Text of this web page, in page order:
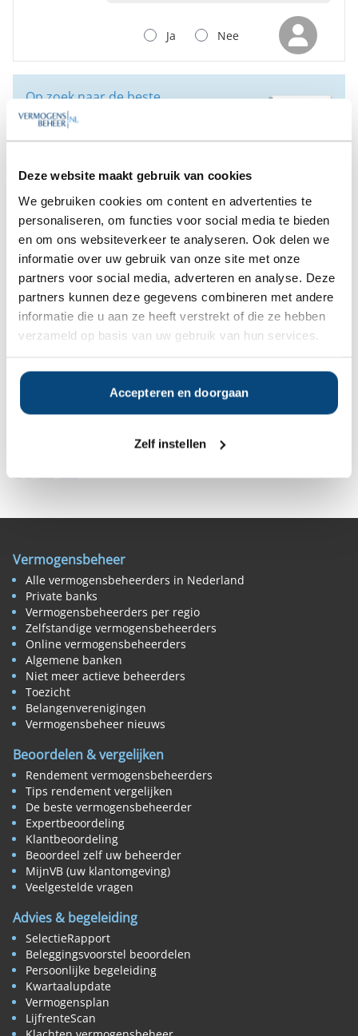
Deze website maakt gebruik van cookies
We gebruiken cookies om content en advertenties te
personaliseren, om functies voor social media te bieden
en om ons websiteverkeer te analyseren. Ook delen we
informatie over uw gebruik van onze site met onze
partners voor social media, adverteren en analyse. Deze
partners kunnen deze gegevens combineren met andere
informatie die u aan ze heeft verstrekt of die ze hebben
verzameld op basis van uw gebruik van hun services.
Accepteren en doorgaan
Zelf instellen
Nee
Ja
Op zoek naar de beste
vermogensbeheerder?
Bent u op zoek naar de voor u beste
Vraag dan gratis en geheel vrijblijvend een
SelectieRapport aan. Per e-mail ontvangt u
een selectie van goede vermogensbeheerders die het
beste passen bij uw persoonlijke situatie, wensen en
voorkeuren.
Gratis Selectierapport
Anderen bekeken ook:
€50.000
€50.000
Vermogensbeheer
Alle vermogensbeheerders in Nederland
Private banks
Vermogensbeheerders per regio
Zelfstandige vermogensbeheerders
Online vermogensbeheerders
Algemene banken
Niet meer actieve beheerders
Toezicht
Belangenverenigingen
Vermogensbeheer nieuws
Beoordelen & vergelijken
Rendement vermogensbeheerders
Tips rendement vergelijken
De beste vermogensbeheerder
Expertbeoordeling
Klantbeoordeling
Beoordeel zelf uw beheerder
MijnVB (uw klantomgeving)
Veelgestelde vragen
Advies & begeleiding
SelectieRapport
Beleggingsvoorstel beoordelen
Persoonlijke begeleiding
Kwartaalupdate
Vermogensplan
LijfrenteScan